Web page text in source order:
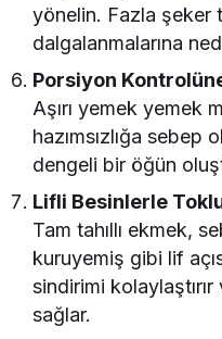
yönelin. Fazla şeker
dalgalanmalarına
Porsiyon
Aşırı yemek yemek
hazımsızlığa sebep
dengeli bir öğün
Lifli Besinlerle
Tam tahıllı ekmek,
kuruyemiş gibi lif
sindirimi
sağlar.